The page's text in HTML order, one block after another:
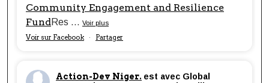
Community Engagement and Resilience
FundRes ... Voir plus
Voir sur Facebook · Partager
Action-Dev Niger. est avec Global